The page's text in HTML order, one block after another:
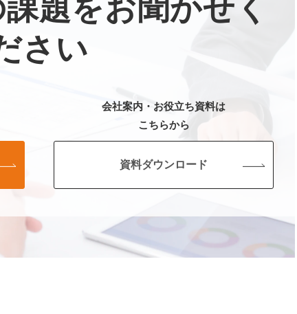
題をお聞かせく
さい
会社案内・お役立ち資料は
こちらから
資料ダウンロード